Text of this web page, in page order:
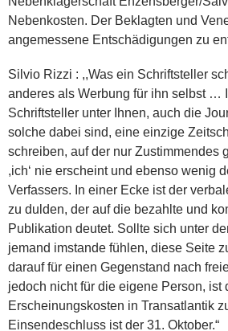
Nebenkosten. Der Beklagten und
angemessene Entschädigungen zu
Silvio Rizzi : ,,Was ein Schriftsteller
anderes als Werbung für ihn selbst …
Schriftsteller unter Ihnen, auch die
solche dabei sind, eine einzige
schreiben, auf der nur Zustimmendes
,ich‘ nie erscheint und ebenso wenig
Verfassers. In einer Ecke ist der
zu dulden, der auf die bezahlte und
Publikation deutet. Sollte sich unter
jemand imstande fühlen, diese Seite
darauf für einen Gegenstand nach
jedoch nicht für die eigene Person, ist
Erscheinungskosten in Transatlantik
Einsendeschluss ist der 31. Oktober.“